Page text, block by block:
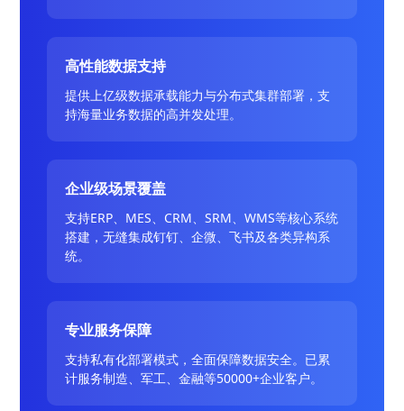
高性能数据支持
提供上亿级数据承载能力与分布式集群部署，支
持海量业务数据的高并发处理。
企业级场景覆盖
支持ERP、MES、CRM、SRM、WMS等核心系统
搭建，无缝集成钉钉、企微、飞书及各类异构系
统。
专业服务保障
支持私有化部署模式，全面保障数据安全。已累
计服务制造、军工、金融等50000+企业客户。